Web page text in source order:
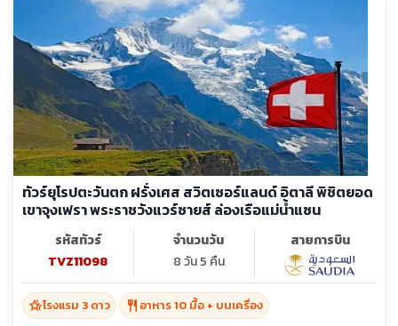
ทัวร์ยุโรปตะวันตก ฝรั่งเศส สวิตเซอร์แลนด์ อิตาลี พิชิตยอด
เขาจุงเฟรา พระราชวังแวร์ซายส์ ล่องเรือแม่น้ำแซน
รหัสทัวร์
TVZ11098
จำนวนวัน
8 วัน 5 คืน
สายการบิน
hotel_classโรงแรม 3 ดาว restaurant อาหาร 10 มื้อ + บนเครื่อง